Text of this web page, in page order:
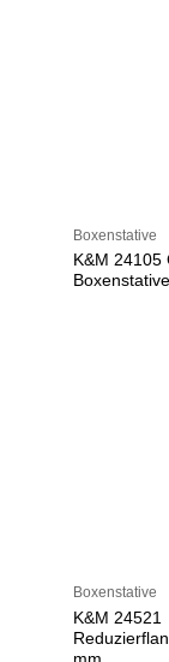
Boxenstative
K&M 24105
Boxenstative
Boxenstative
K&M 24521